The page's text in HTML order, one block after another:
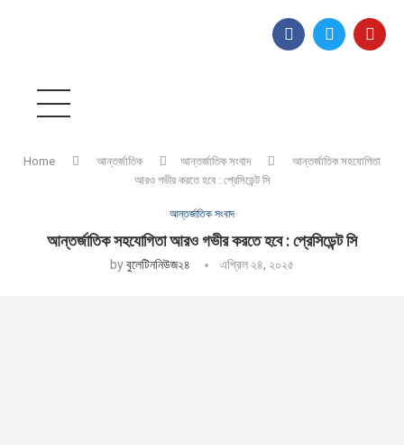
Home আন্তর্জাতিক আন্তর্জাতিক সংবাদ
আন্তর্জাতিক সহযোগিতা
আরও গভীর করতে হবে : প্রেসিডেন্ট সি
আন্তর্জাতিক সংবাদ
আন্তর্জাতিক সহযোগিতা আরও গভীর করতে হবে : প্রেসিডেন্ট সি
byবুলেটিননিউজ২৪ এপ্রিল ২৪, ২০২৫